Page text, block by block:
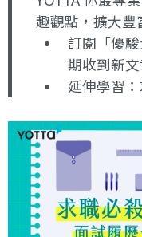
趣觀點，擴大豐
訂閱「優
期收到新文
延伸學習：